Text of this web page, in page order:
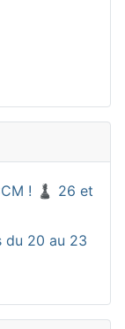
! ♟️ 26 et
du 20 au 23